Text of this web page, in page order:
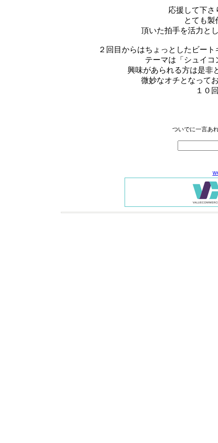
応援して下さ
とても製
頂いた拍手を活力と
２回目からはちょっとしたビー
テーマは「シュイ
興味があられる方は是非
微妙なオチとなって
１０
ついでに一言あ